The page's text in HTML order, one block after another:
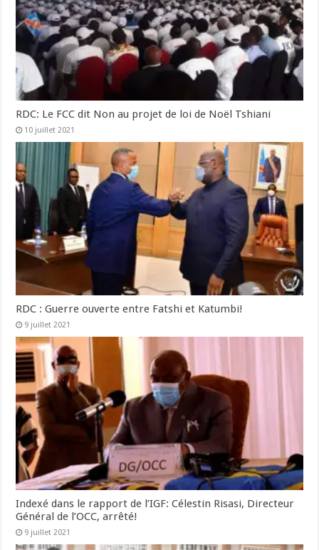
RDC: Le FCC dit Non au projet de loi de Noël Tshiani
10 juillet 2021
RDC : Guerre ouverte entre Fatshi et Katumbi!
9 juillet 2021
Indexé dans le rapport de l’IGF: Célestin Risasi, Directeur
Général de l’OCC, arrêté!
9 juillet 2021